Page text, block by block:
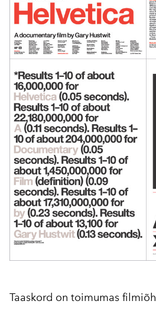
Taaskord on toimumas